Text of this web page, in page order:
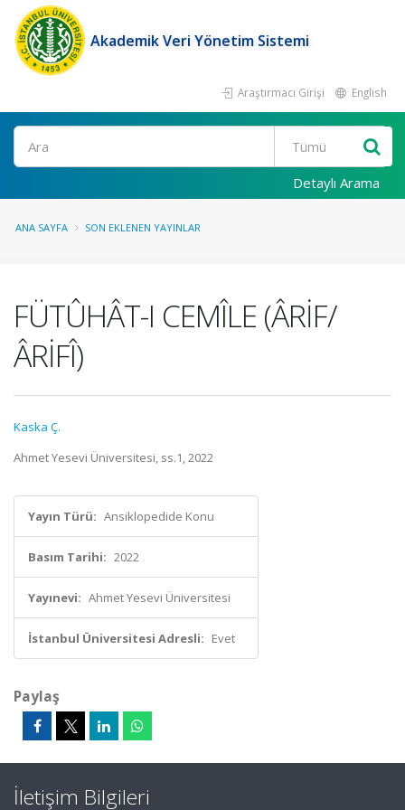
Akademik Veri Yönetim Sistemi
Araştırmacı Girişi English
Ara
Detaylı Arama
ANA SAYFA SON EKLENEN YAYINLAR
FÜTÛHÂT-I CEMÎLE (ÂRİF/
ÂRİFÎ)
Kaska Ç.
Ahmet Yesevi Üniversitesi, ss.1, 2022
Yayın Türü: Ansiklopedide Konu
Basım Tarihi: 2022
Yayınevi: Ahmet Yesevi Üniversitesi
İstanbul Üniversitesi Adresli: Evet
Paylaş
İletişim Bilgileri